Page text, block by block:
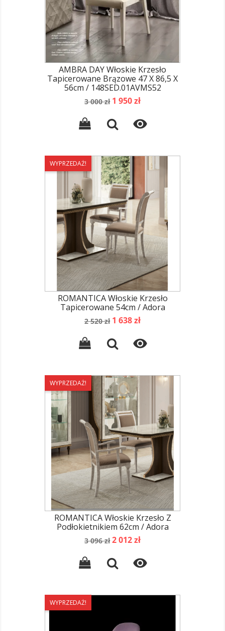
AMBRA DAY Włoskie Krzesło
Tapicerowane Brązowe 47 X 86,5 X
56cm / 148SED.01AVMS52
Cena
3 000 zł Cena
1 950 zł

WYPRZEDAŻ!
ROMANTICA Włoskie Krzesło
Tapicerowane 54cm / Adora
Cena
2 520 zł Cena
1 638 zł

WYPRZEDAŻ!
ROMANTICA Włoskie Krzesło Z
Podłokietnikiem 62cm / Adora
Cena
3 096 zł Cena
2 012 zł

WYPRZEDAŻ!